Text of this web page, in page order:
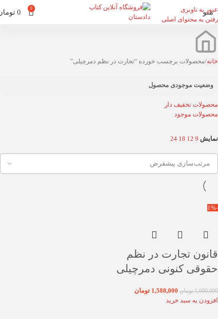
عبور به ناوبری
رفتن به محتوای اصلی
منو 0
0
خانه محصولات برچسب خورده “تجارت در نظم دمرچیلی”
وضعیت موجودی محصول
محصولات تخفیف دار
محصولات موجود
نمایش 9
12
18
24
-1%
قانون تجارت در نظم
حقوقی کنونی دمرچیلی
1,600,000 تومان 1,588,000 تومان
افزودن به سبد خرید